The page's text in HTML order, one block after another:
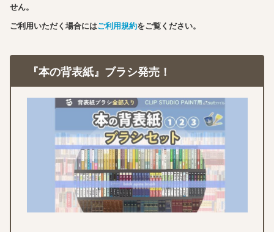
せん。
ご利用いただく場合にはご利用規約をご覧ください。
『本の背表紙』ブラシ発売！